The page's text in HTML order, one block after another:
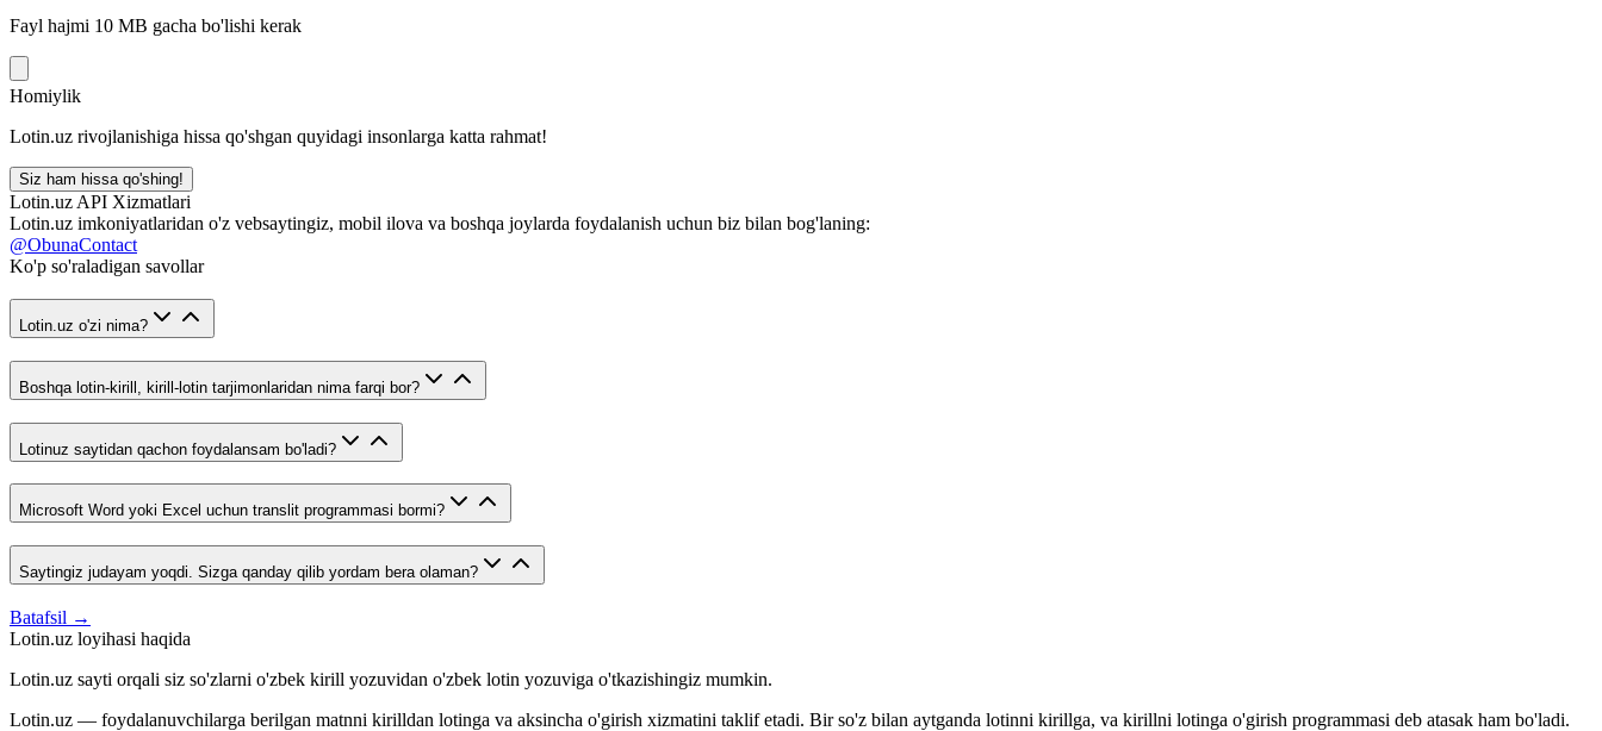
Fayl hajmi 10 MB gacha bo'lishi kerak
Homiylik
Lotin.uz rivojlanishiga hissa qo'shgan quyidagi insonlarga katta rahmat!
Siz ham hissa qo'shing!
Lotin.uz API Xizmatlari
Lotin.uz imkoniyatlaridan o'z vebsaytingiz, mobil ilova va boshqa joylarda foydalanish uchun biz bilan bog'laning:
@ObunaContact
Ko'p so'raladigan savollar
Lotin.uz o'zi nima?
Boshqa lotin-kirill, kirill-lotin tarjimonlaridan nima farqi bor?
Lotinuz saytidan qachon foydalansam bo'ladi?
Microsoft Word yoki Excel uchun translit programmasi bormi?
Saytingiz judayam yoqdi. Sizga qanday qilib yordam bera olaman?
Batafsil →
Lotin.uz loyihasi haqida
Lotin.uz sayti orqali siz so'zlarni o'zbek kirill yozuvidan o'zbek lotin yozuviga o'tkazishingiz mumkin.
Lotin.uz — foydalanuvchilarga berilgan matnni kirilldan lotinga va aksincha o'girish xizmatini taklif etadi. Bir so'z bilan aytganda lotinni kirillga, va kirillni lotinga o'girish programmasi deb atasak ham bo'ladi.